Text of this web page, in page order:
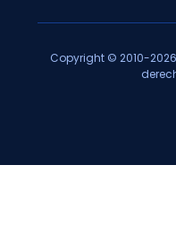
Copyright © 2010-